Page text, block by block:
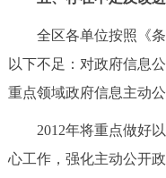
全区各单位按照《条
以下不足：对政府信息
重点领域政府信息主动公
2012年将重点做好以
心工作，强化主动公开